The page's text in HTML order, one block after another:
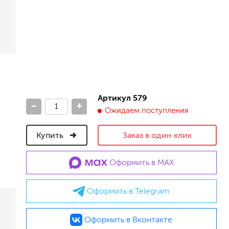
мраморная крошка
для металла (по ржавчине)
эмали универсальные
краски универсальные
резиновая краска
аэрозольные (в баллончиках)
- +
Артикул 579
Ожидаем поступления
Купить Заказ в один клик
Оформить в MAX
Оформить в Telegram
Оформить в Вконтакте